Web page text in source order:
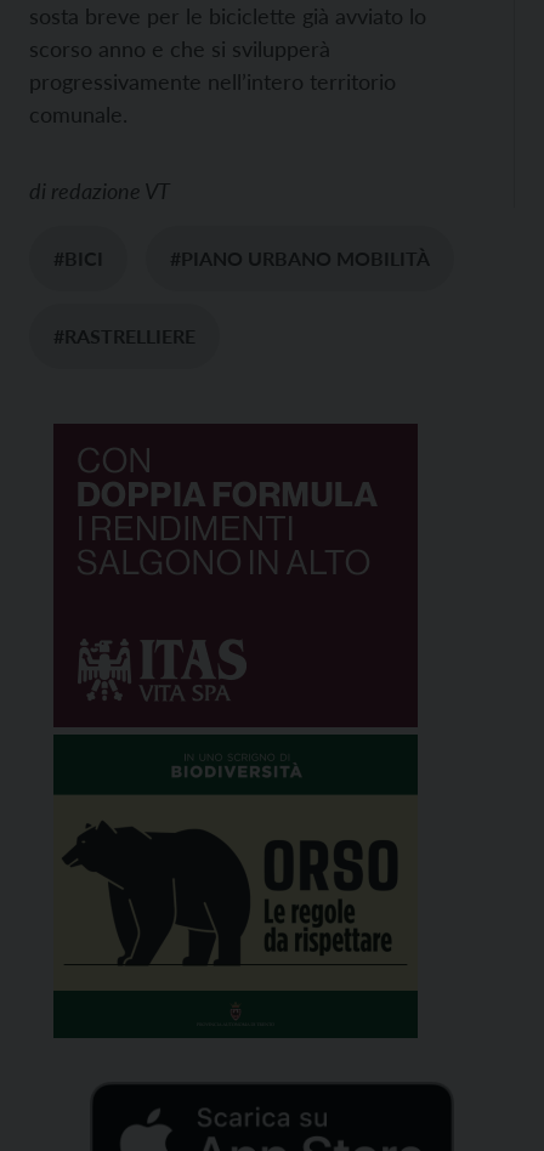
sosta breve per le biciclette già avviato lo
scorso anno e che si svilupperà
progressivamente nell’intero territorio
comunale.
di redazione VT
#BICI #PIANO URBANO MOBILITÀ
#RASTRELLIERE